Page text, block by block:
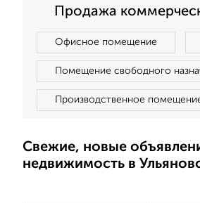
Продажа
Офисное помещение
Помещение свободного
Производственное
Свежие, новые
недвижимость в